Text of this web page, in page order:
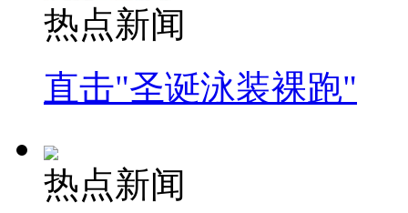
热点新闻
直击"圣诞泳装裸跑"
热点新闻